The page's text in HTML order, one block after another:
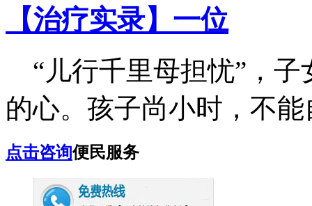
【治疗实录】一位
“儿行千里母担忧”，子
的心。孩子尚小时，不能
点击咨询便民服务